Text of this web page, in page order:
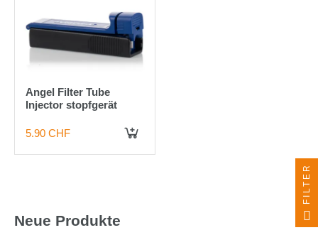
Angel Filter Tube
Injector stopfgerät
5.90 CHF
Neue Produkte
FILTER